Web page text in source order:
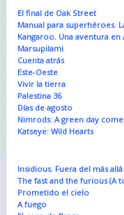
El final de Oak Street
Manual para superhéroes.
Kangaroo. Una aventura en
Marsupilami
Cuenta atrás
Este-Oeste
Vivir la tierra
Palestina 36
Días de agosto
Nimrods: A green day
Katseye: Wild Hearts
Insidious. Fuera del más allá
The fast and the furious (A
Prometido el cielo
A fuego